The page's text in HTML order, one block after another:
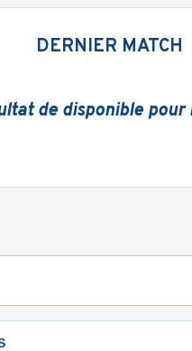
DERNIER MATCH
de disponible pour